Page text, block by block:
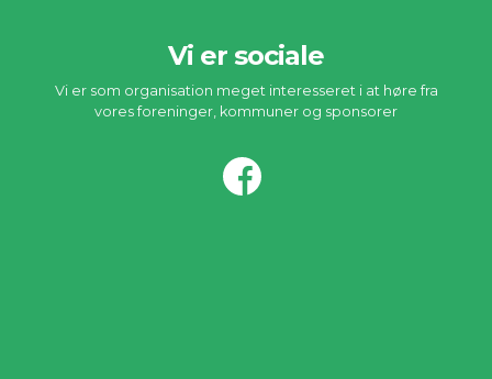
Vi er sociale
Vi er som organisation meget interesseret i at høre fra
vores foreninger, kommuner og sponsorer